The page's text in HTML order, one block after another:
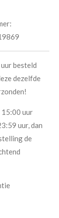
besteld
dezelfde
15:00 uur
uur, dan
de